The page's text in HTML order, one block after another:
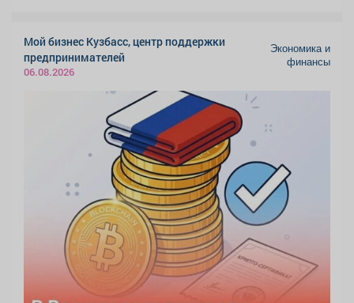
Мой бизнес Кузбасс, центр поддержки
предпринимателей
06.08.2026
Экономика и
финансы